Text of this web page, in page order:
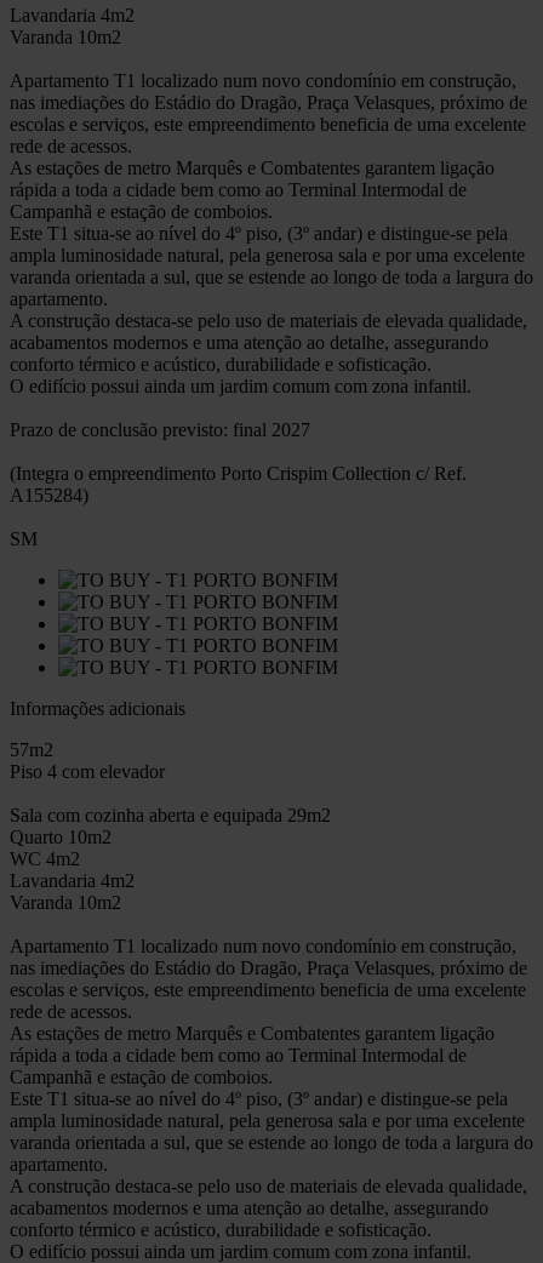
Lavandaria 4m2
Varanda 10m2
Apartamento T1 localizado num novo condomínio em construção,
nas imediações do Estádio do Dragão, Praça Velasques, próximo de
escolas e serviços, este empreendimento beneficia de uma excelente
rede de acessos.
As estações de metro Marquês e Combatentes garantem ligação
rápida a toda a cidade bem como ao Terminal Intermodal de
Campanhã e estação de comboios.
Este T1 situa-se ao nível do 4º piso, (3º andar) e distingue-se pela
ampla luminosidade natural, pela generosa sala e por uma excelente
varanda orientada a sul, que se estende ao longo de toda a largura do
apartamento.
A construção destaca-se pelo uso de materiais de elevada qualidade,
acabamentos modernos e uma atenção ao detalhe, assegurando
conforto térmico e acústico, durabilidade e sofisticação.
O edifício possui ainda um jardim comum com zona infantil.
Prazo de conclusão previsto: final 2027
(Integra o empreendimento Porto Crispim Collection c/ Ref.
A155284)
SM
Informações adicionais
57m2
Piso 4 com elevador
Sala com cozinha aberta e equipada 29m2
Quarto 10m2
WC 4m2
Lavandaria 4m2
Varanda 10m2
Apartamento T1 localizado num novo condomínio em construção,
nas imediações do Estádio do Dragão, Praça Velasques, próximo de
escolas e serviços, este empreendimento beneficia de uma excelente
rede de acessos.
As estações de metro Marquês e Combatentes garantem ligação
rápida a toda a cidade bem como ao Terminal Intermodal de
Campanhã e estação de comboios.
Este T1 situa-se ao nível do 4º piso, (3º andar) e distingue-se pela
ampla luminosidade natural, pela generosa sala e por uma excelente
varanda orientada a sul, que se estende ao longo de toda a largura do
apartamento.
A construção destaca-se pelo uso de materiais de elevada qualidade,
acabamentos modernos e uma atenção ao detalhe, assegurando
conforto térmico e acústico, durabilidade e sofisticação.
O edifício possui ainda um jardim comum com zona infantil.